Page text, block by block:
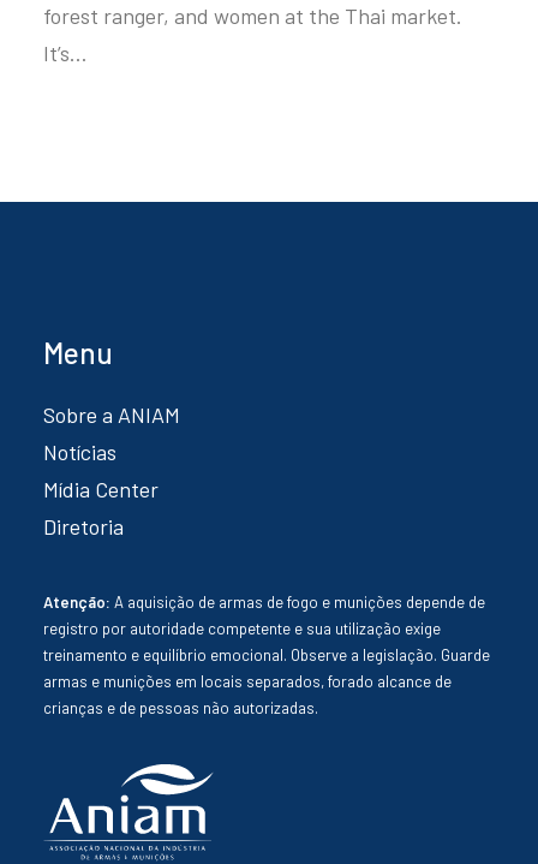
forest ranger, and women at the Thai market.
It’s…
Menu
Sobre a ANIAM
Notícias
Mídia Center
Diretoria
Atenção: A aquisição de armas de fogo e munições depende de
registro por autoridade competente e sua utilização exige
treinamento e equilíbrio emocional. Observe a legislação. Guarde
armas e munições em locais separados, forado alcance de
crianças e de pessoas não autorizadas.